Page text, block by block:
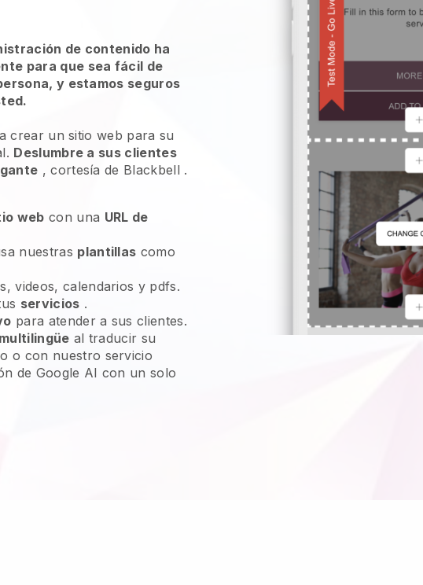
de contenido ha
para que sea fácil de
y estamos seguros
crear un sitio web para su
Deslumbre a sus clientes
, cortesía de Blackbell .
web con una URL de
nuestras plantillas como
videos, calendarios y pdfs.
servicios .
para atender a sus clientes.
al traducir su
o con nuestro servicio
de Google AI con un solo